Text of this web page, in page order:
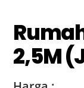
2,5M